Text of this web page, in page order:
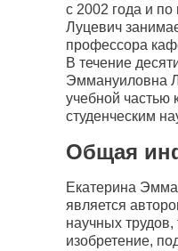
с 2002 года и
Луцевич
профессора
В течение
Эммануиловна
учебной частью
студенческим
Общая
Екатерина
является
научных трудов,
изобретение,